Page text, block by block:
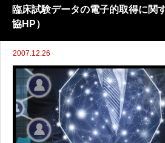
以下の調査を実施しておく必要がある
利用可
臨床試験データの電子的取得に関
協HP）
2007.12.26